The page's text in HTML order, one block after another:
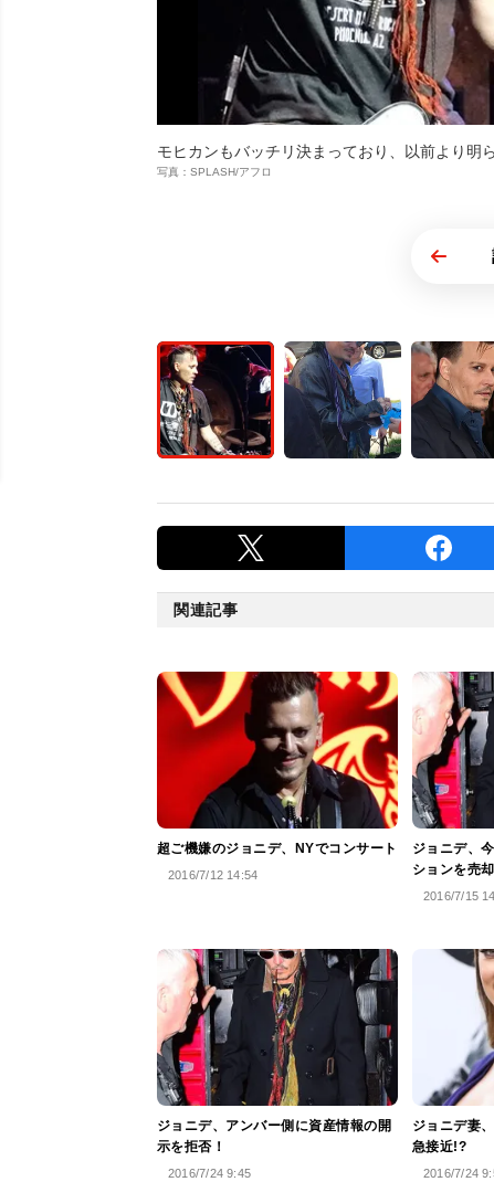
モヒカンもバッチリ決まっており、以前より明
写真：SPLASH/アフロ
関連記事
超ご機嫌のジョニデ、NYでコンサート
2016/7/12 14:54
ジョニデ、
ションを売却
2016/7/15
ジョニデ、アンバー側に資産情報の開
示を拒否！
2016/7/24 9:45
ジョニデ妻
急接近!?
2016/7/24